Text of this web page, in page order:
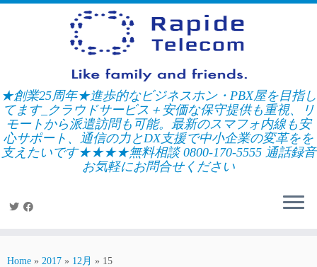
Skip
★創業25周年★進歩的なビジネスホン・PBX屋を目指し
てます_クラウドサービス＋安価な保守提供も重視、リ
モートから派遣訪問も可能。最新のスマフォ内線も安
心サポート、通信の力とDX支援で中小企業の変革をを
支えたいです★★★★無料相談 0800-170-5555 通話録音
お気軽にお問合せください
Home » 2017 » 12月 » 15